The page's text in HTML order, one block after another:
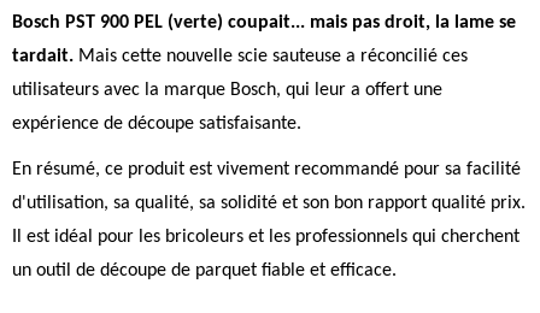
Bosch PST 900 PEL (verte) coupait... mais pas droit, la lame se
tardait. Mais cette nouvelle scie sauteuse a réconcilié ces
utilisateurs avec la marque Bosch, qui leur a offert une
expérience de découpe satisfaisante.
En résumé, ce produit est vivement recommandé pour sa facilité
d'utilisation, sa qualité, sa solidité et son bon rapport qualité prix.
Il est idéal pour les bricoleurs et les professionnels qui cherchent
un outil de découpe de parquet fiable et efficace.